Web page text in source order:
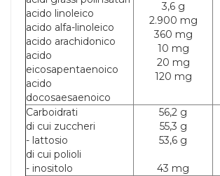
acido linoleico
acido alfa-linoleico
acido arachidonico
acido
eicosapentaenoico
acido
docosaesaenoico
3,6 g
2.900 mg
360 mg
10 mg
20 mg
120 mg
Carboidrati
di cui zuccheri
- lattosio
di cui polioli
- inositolo
56,2 g
55,3 g
53,6 g
43 mg